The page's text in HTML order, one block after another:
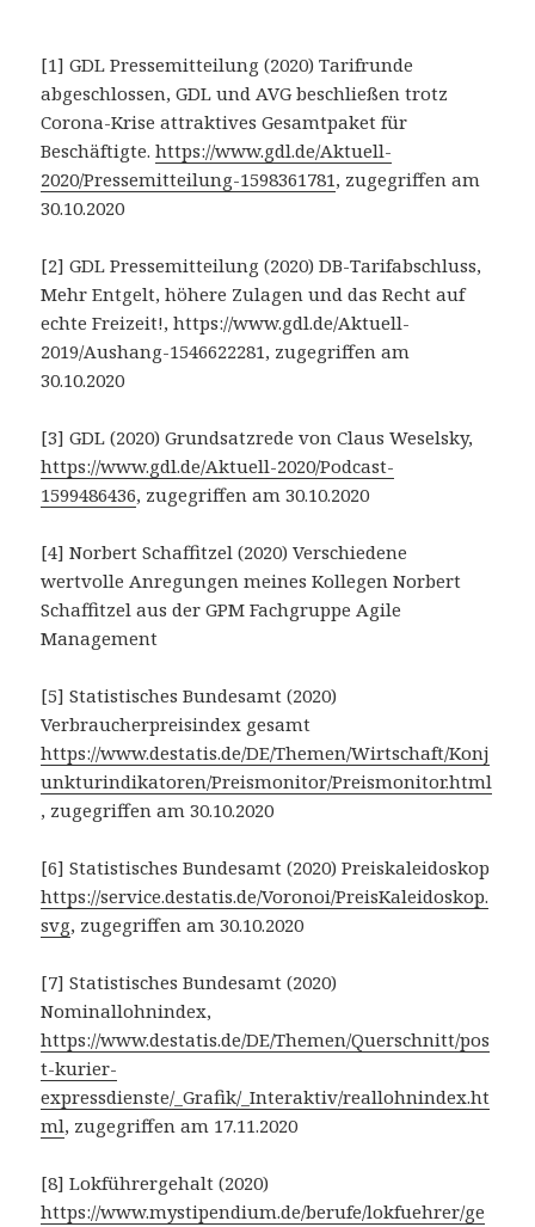
[1] GDL Pressemitteilung (2020) Tarifrunde
abgeschlossen, GDL und AVG beschließen trotz
Corona-Krise attraktives Gesamtpaket für
Beschäftigte.https://www.gdl.de/Aktuell-
2020/Pressemitteilung-1598361781, zugegriffen am
30.10.2020
[2] GDL Pressemitteilung (2020) DB-Tarifabschluss,
Mehr Entgelt, höhere Zulagen und das Recht auf
echte Freizeit!, https://www.gdl.de/Aktuell-
2019/Aushang-1546622281, zugegriffen am
30.10.2020
[3] GDL (2020) Grundsatzrede von Claus Weselsky,
https://www.gdl.de/Aktuell-2020/Podcast-
1599486436, zugegriffen am 30.10.2020
[4] Norbert Schaffitzel (2020) Verschiedene
wertvolle Anregungen meines Kollegen Norbert
Schaffitzel aus der GPM Fachgruppe Agile
Management
[5] Statistisches Bundesamt (2020)
Verbraucherpreisindex gesamt
https://www.destatis.de/DE/Themen/Wirtschaft/Konj
unkturindikatoren/Preismonitor/Preismonitor.html
, zugegriffen am 30.10.2020
[6] Statistisches Bundesamt (2020) Preiskaleidoskop
https://service.destatis.de/Voronoi/PreisKaleidoskop.
svg, zugegriffen am 30.10.2020
[7] Statistisches Bundesamt (2020)
Nominallohnindex,
https://www.destatis.de/DE/Themen/Querschnitt/pos
t-kurier-
expressdienste/_Grafik/_Interaktiv/reallohnindex.ht
ml, zugegriffen am 17.11.2020
[8] Lokführergehalt (2020)
https://www.mystipendium.de/berufe/lokfuehrer/ge